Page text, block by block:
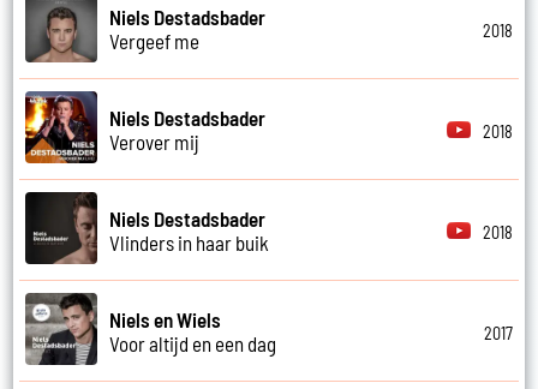
Niels Destadsbader
Vergeef me
2018
Niels Destadsbader
Verover mij
2018
Niels Destadsbader
Vlinders in haar buik
2018
Niels en Wiels
Voor altijd en een dag
2017